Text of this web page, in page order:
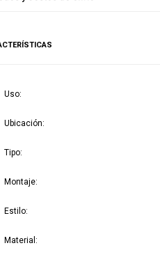
Uso
Ubicación
Tipo
Montaje
Estilo
Material